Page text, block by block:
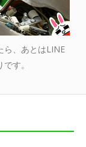
ら、あとはLINE
す。